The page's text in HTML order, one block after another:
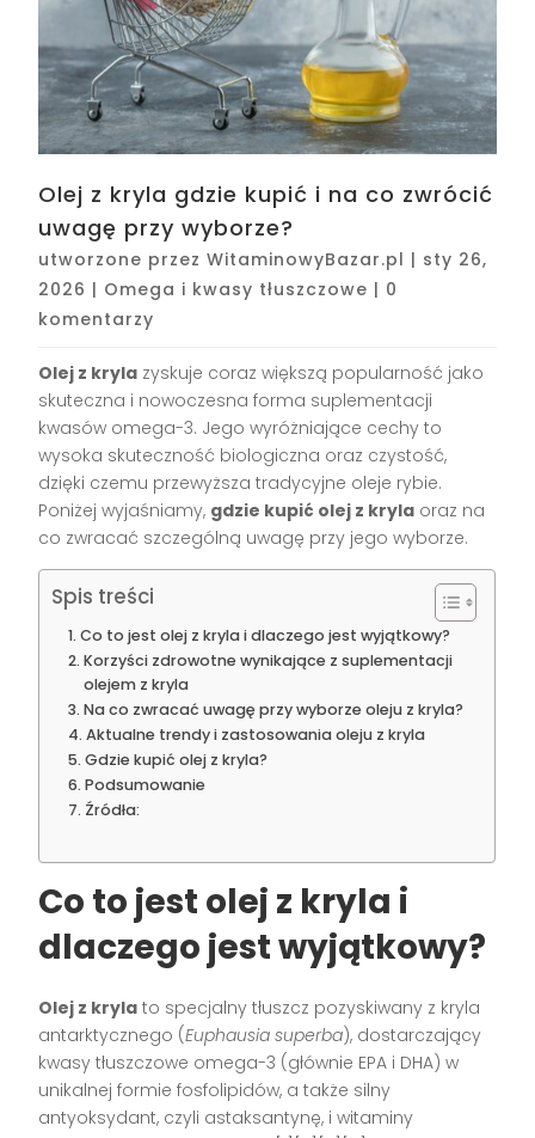
Olej z kryla gdzie kupić i na co zwrócić
uwagę przy wyborze?
utworzone przezWitaminowyBazar.pl | sty 26,
2026 | Omega i kwasy tłuszczowe | 0
komentarzy
Olej z kryla zyskuje coraz większą popularność jako
skuteczna i nowoczesna forma suplementacji
kwasów omega-3. Jego wyróżniające cechy to
wysoka skuteczność biologiczna oraz czystość,
dzięki czemu przewyższa tradycyjne oleje rybie.
Poniżej wyjaśniamy, gdzie kupić olej z kryla oraz na
co zwracać szczególną uwagę przy jego wyborze.
Spis treści
Co to jest olej z kryla i dlaczego jest wyjątkowy?
Korzyści zdrowotne wynikające z suplementacji
olejem z kryla
Na co zwracać uwagę przy wyborze oleju z kryla?
Aktualne trendy i zastosowania oleju z kryla
Gdzie kupić olej z kryla?
Podsumowanie
Źródła:
Co to jest olej z kryla i
dlaczego jest wyjątkowy?
Olej z kryla to specjalny tłuszcz pozyskiwany z kryla
antarktycznego (Euphausia superba), dostarczający
kwasy tłuszczowe omega-3 (głównie EPA i DHA) w
unikalnej formie fosfolipidów, a także silny
antyoksydant, czyli astaksantynę, i witaminy